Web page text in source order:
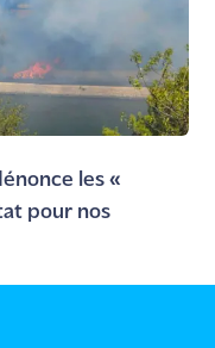
les «
pour nos